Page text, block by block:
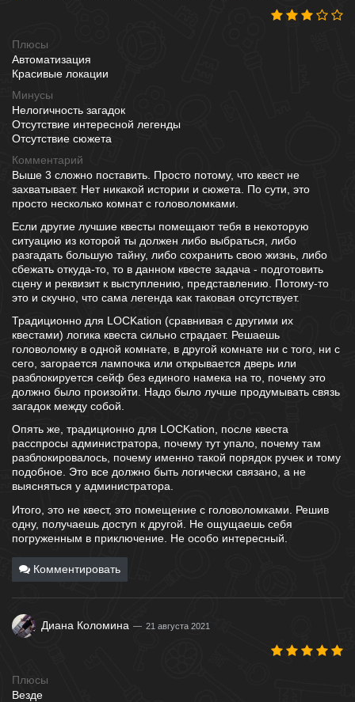
Плюсы
Автоматизация
Красивые локации
Минусы
Нелогичность загадок
Отсутствие интересной легенды
Отсутствие сюжета
Комментарий
Выше 3 сложно поставить. Просто потому, что квест не
захватывает. Нет никакой истории и сюжета. По сути, это
просто несколько комнат с головоломками.
Если другие лучшие квесты помещают тебя в некоторую
ситуацию из которой ты должен либо выбраться, либо
разгадать большую тайну, либо сохранить свою жизнь, либо
сбежать откуда-то, то в данном квесте задача - подготовить
сцену и реквизит к выступлению, представлению. Потому-то
это и скучно, что сама легенда как таковая отсутствует.
Традиционно для LOCKation (сравнивая с другими их
квестами) логика квеста сильно страдает. Решаешь
головоломку в одной комнате, в другой комнате ни с того, ни с
сего, загорается лампочка или открывается дверь или
разблокируется сейф без единого намека на то, почему это
должно было произойти. Надо было лучше продумывать связь
загадок между собой.
Опять же, традиционно для LOCKation, после квеста
расспросы администратора, почему тут упало, почему там
разблокировалось, почему именно такой порядок ручек и тому
подобное. Это все должно быть логически связано, а не
выясняться у администратора.
Итого, это не квест, это помещение с головоломками. Решив
одну, получаешь доступ к другой. Не ощущаешь себя
погруженным в приключение. Не особо интересный.
Комментировать
Диана Коломина 21 августа 2021
Плюсы
Везде